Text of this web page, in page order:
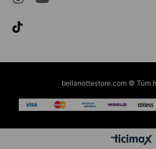
bellanottestore.com © Tüm